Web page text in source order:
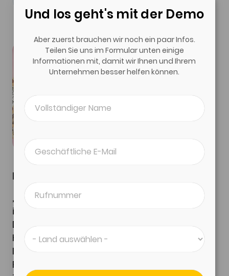
Delicat Aliment
„
Eine großartige Möglichkeit, unser
internationales Geschäft zu verbessern!
Das Bestfoodimporters-Team war sehr
hilfsbereit und lieferte sowohl hochwertige
Informationen als auch persönliches
Fachwissen. Großartige Fachleute, die unser
Und los geht's mit der Demo
Aber zuerst brauchen wir noch ein paar Infos.
Teilen Sie uns im Formular unten einige
Informationen mit, damit wir Ihnen und Ihrem
Unternehmen besser helfen können.